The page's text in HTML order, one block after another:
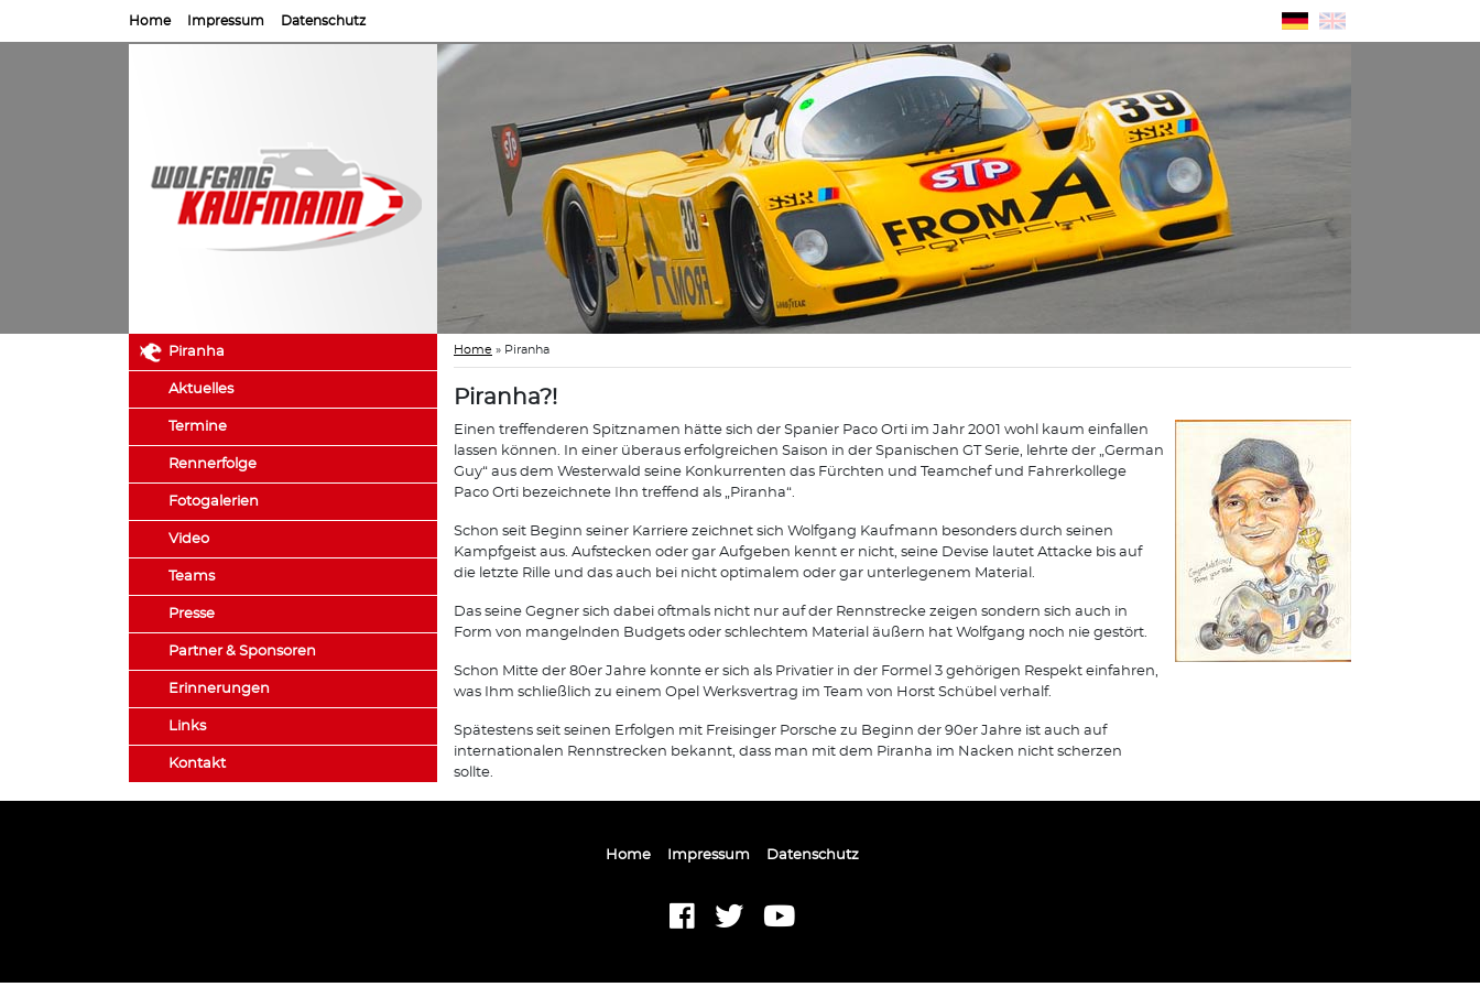
Home Impressum Datenschutz
Piranha
Aktuelles
Termine
Rennerfolge
Fotogalerien
Video
Teams
Presse
Partner & Sponsoren
Erinnerungen
Links
Kontakt
Home » Piranha
Piranha?!
Einen treffenderen Spitznamen hätte sich der Spanier Paco Orti im Jahr 2001 wohl kaum einfallen
lassen können. In einer überaus erfolgreichen Saison in der Spanischen GT Serie, lehrte der „German
Guy“ aus dem Westerwald seine Konkurrenten das Fürchten und Teamchef und Fahrerkollege
Paco Orti bezeichnete Ihn treffend als „Piranha“.
Schon seit Beginn seiner Karriere zeichnet sich Wolfgang Kaufmann besonders durch seinen
Kampfgeist aus. Aufstecken oder gar Aufgeben kennt er nicht, seine Devise lautet Attacke bis auf
die letzte Rille und das auch bei nicht optimalem oder gar unterlegenem Material.
Das seine Gegner sich dabei oftmals nicht nur auf der Rennstrecke zeigen sondern sich auch in
Form von mangelnden Budgets oder schlechtem Material äußern hat Wolfgang noch nie gestört.
Schon Mitte der 80er Jahre konnte er sich als Privatier in der Formel 3 gehörigen Respekt einfahren,
was Ihm schließlich zu einem Opel Werksvertrag im Team von Horst Schübel verhalf.
Spätestens seit seinen Erfolgen mit Freisinger Porsche zu Beginn der 90er Jahre ist auch auf
internationalen Rennstrecken bekannt, dass man mit dem Piranha im Nacken nicht scherzen
sollte.
Home Impressum Datenschutz